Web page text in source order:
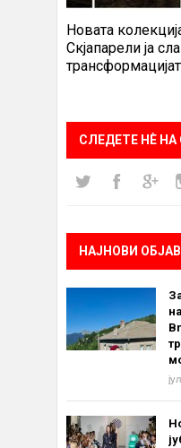
Новата
Скјапарели ја
СЛЕДЕТЕ НÈ
НАЈНОВИ